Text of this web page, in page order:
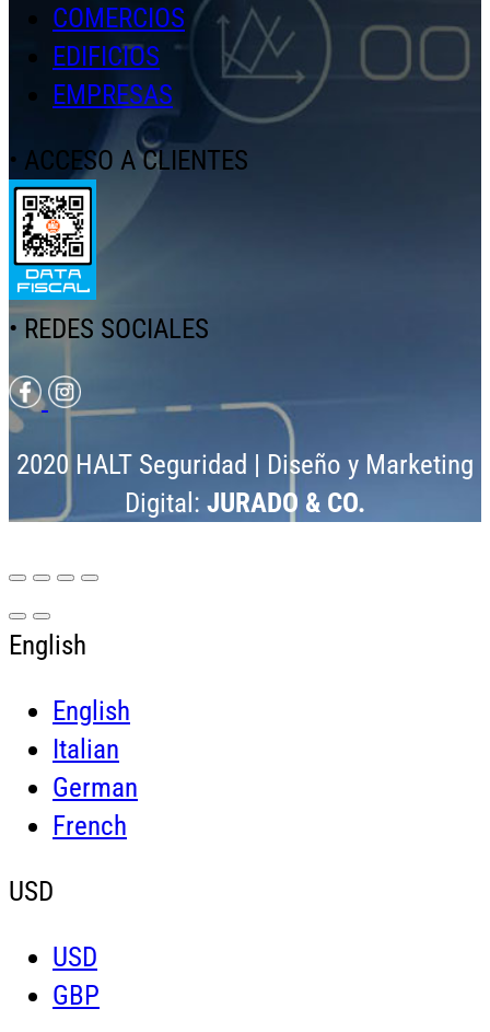
COMERCIOS
EDIFICIOS
EMPRESAS
• ACCESO A CLIENTES
• REDES SOCIALES
2020 HALT Seguridad | Diseño y Marketing
Digital: JURADO & CO.
English
English
Italian
German
French
USD
USD
GBP